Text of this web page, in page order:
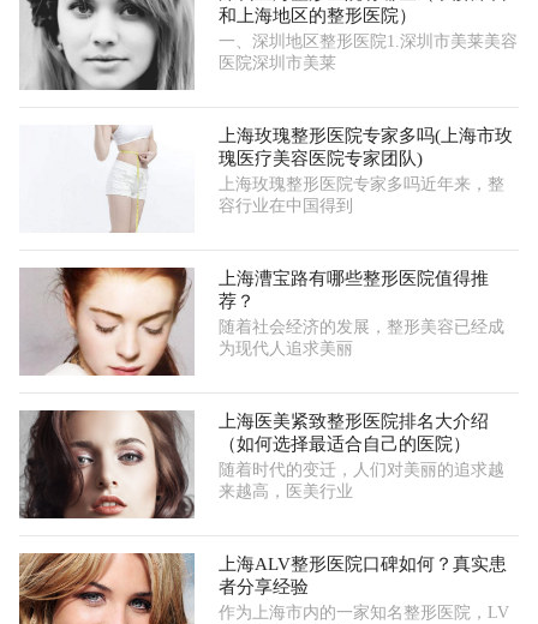
和上海地区的整形医院）
一、深圳地区整形医院1.深圳市美莱美容
医院深圳市美莱
上海玫瑰整形医院专家多吗(上海市玫
瑰医疗美容医院专家团队)
上海玫瑰整形医院专家多吗近年来，整
容行业在中国得到
上海漕宝路有哪些整形医院值得推
荐？
随着社会经济的发展，整形美容已经成
为现代人追求美丽
上海医美紧致整形医院排名大介绍
（如何选择最适合自己的医院）
随着时代的变迁，人们对美丽的追求越
来越高，医美行业
上海ALV整形医院口碑如何？真实患
者分享经验
作为上海市内的一家知名整形医院，LV